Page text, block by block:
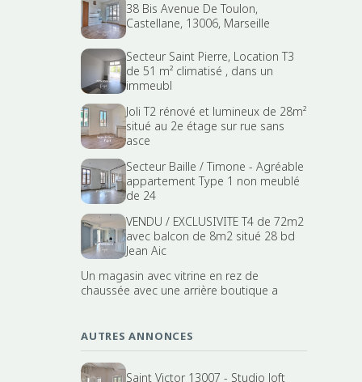
38 Bis Avenue De Toulon,
Castellane, 13006, Marseille
Secteur Saint Pierre, Location T3
de 51 m² climatisé , dans un
immeubl
Joli T2 rénové et lumineux de 28m²
situé au 2e étage sur rue sans
asce
Secteur Baille / Timone - Agréable
appartement Type 1 non meublé
de 24
VENDU / EXCLUSIVITE T4 de 72m2
avec balcon de 8m2 situé 28 bd
Jean Aic
Un magasin avec vitrine en rez de
chaussée avec une arrière boutique a
AUTRES ANNONCES
Saint Victor 13007 - Studio loft